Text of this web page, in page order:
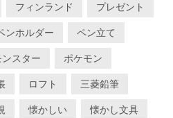
フィンランド プレゼント
ンホルダー ペン立て
スター ポケモン
ロフト 三菱鉛筆
懐かしい 懐かし文具